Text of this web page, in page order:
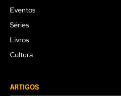
Eventos
Séries
Livros
Cultura
ARTIGOS